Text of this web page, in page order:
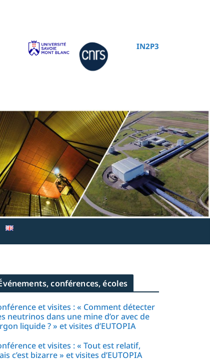
IN2P3
conférences, écoles
et visites : « Comment détecter
neutrinos dans une mine d’or avec de
liquide ? » et visites d’EUTOPIA
et visites : « Tout est relatif,
c’est bizarre » et visites d’EUTOPIA